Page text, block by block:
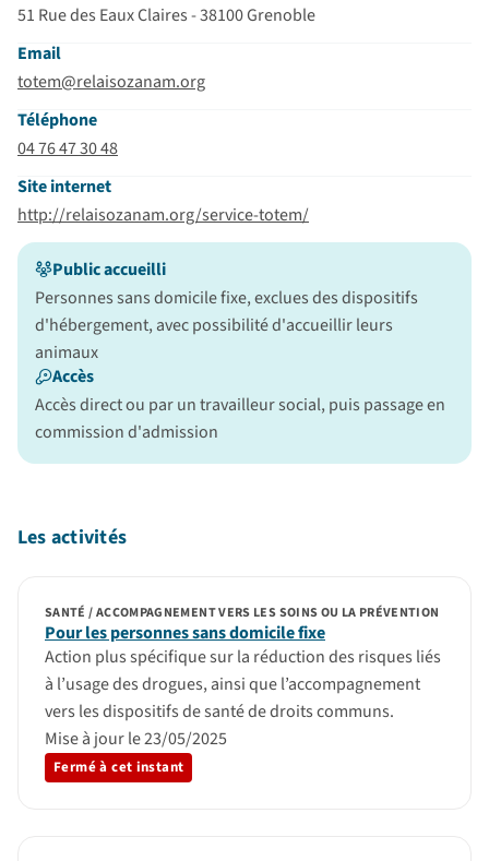
51 Rue des Eaux Claires - 38100 Grenoble
Email
totem@relaisozanam.org
Téléphone
04 76 47 30 48
Site internet
http://relaisozanam.org/service-totem/
Public accueilli
Personnes sans domicile fixe, exclues des dispositifs
d'hébergement, avec possibilité d'accueillir leurs
animaux
Accès
Accès direct ou par un travailleur social, puis passage en
commission d'admission
Les activités
Pour les personnes sans domicile fixe
SANTÉ / ACCOMPAGNEMENT VERS LES SOINS OU LA PRÉVENTION
Action plus spécifique sur la réduction des risques liés
à l’usage des drogues, ainsi que l’accompagnement
vers les dispositifs de santé de droits communs.
Mise à jour le 23/05/2025
Fermé à cet instant